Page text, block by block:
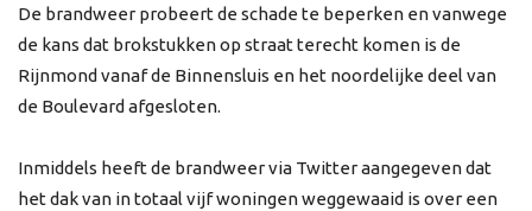
De brandweer probeert de schade te beperken en vanwege
de kans dat brokstukken op straat terecht komen is de
Rijnmond vanaf de Binnensluis en het noordelijke deel van
de Boulevard afgesloten.
Inmiddels heeft de brandweer via Twitter aangegeven dat
het dak van in totaal vijf woningen weggewaaid is over een